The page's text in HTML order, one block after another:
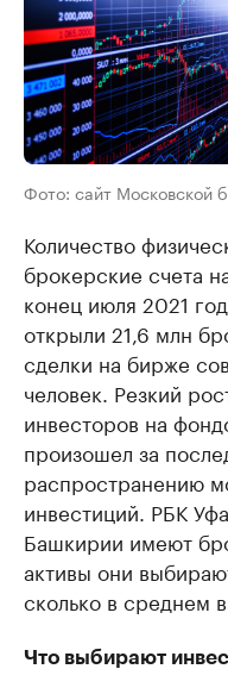
Фото: сайт Московской
Количество
брокерские счета
конец июля 2021
открыли 21,6 млн
сделки на бирже
человек. Резкий
инвесторов на
произошел за
распространению
инвестиций. РБК
Башкирии имеют
активы они
сколько в среднем
Что выбирают